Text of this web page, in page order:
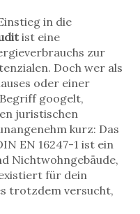
in die
ist eine
zur
. Doch wer als
oder einer
googelt,
juristischen
kurz: Das
EN 16247-1 ist ein
Nichtwohngebäude,
für dein
trotzdem versucht,